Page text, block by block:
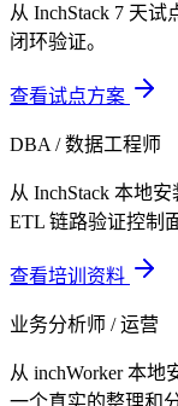
从 InchStack 7 天
闭环验证。
查看试点方案
DBA / 数据工程师
从 InchStack 本地
ETL 链路验证控制
查看培训资料
业务分析师 / 运营
从 inchWorker 本
一个真实的整理和